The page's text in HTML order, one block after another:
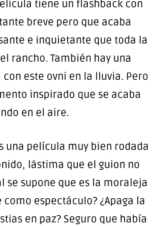
tiene un flashback con
breve pero que acaba
e inquietante que toda la
rancho. También hay una
este ovni en la lluvia. Pero
inspirado que se acaba
en el aire.
una película muy bien rodada
lástima que el guion no
se supone que es la moraleja
espectáculo? ¿Apaga la
en paz? Seguro que había